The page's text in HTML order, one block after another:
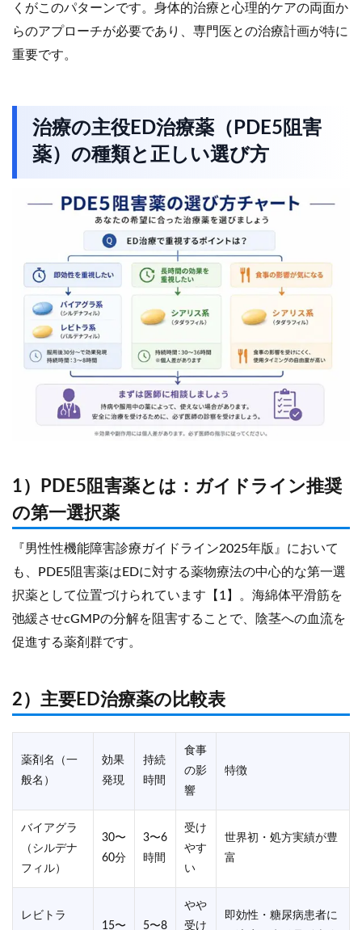
くがこのパターンです。身体的治療と心理的ケアの両面か
らのアプローチが必要であり、専門医との治療計画が特に
重要です。
治療の主役ED治療薬（PDE5阻害
薬）の種類と正しい選び方
1）PDE5阻害薬とは：ガイドライン推奨
の第一選択薬
『男性性機能障害診療ガイドライン2025年版』において
も、PDE5阻害薬はEDに対する薬物療法の中心的な第一選
択薬として位置づけられています【1】。海綿体平滑筋を
弛緩させcGMPの分解を阻害することで、陰茎への血流を
促進する薬剤群です。
2）主要ED治療薬の比較表
薬剤名（一
般名）
効果
発現
持続
時間
食事
の影
響
特徴
バイアグラ
（シルデナ
フィル）
30〜
60分
3〜6
時間
受け
やす
い
世界初・処方実績が豊
富
レビトラ
15〜 5〜8
やや
受け
即効性・糖尿病患者に